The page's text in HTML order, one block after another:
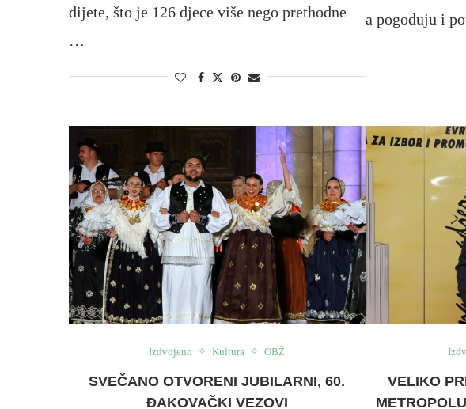
dijete, što je 126 djece više nego prethodne
…
a pogoduju i
Izdvojeno Kultura OBŽ
SVEČANO OTVORENI JUBILARNI, 60.
ĐAKOVAČKI VEZOVI
VELIKO